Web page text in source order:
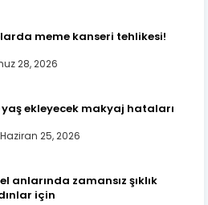
meme kanseri tehlikesi!
28, 2026
yaş ekleyecek makyaj hataları
25, 2026
anlarında zamansız şıklık
için